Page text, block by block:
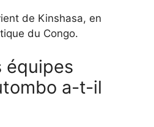
de Kinshasa, en
du Congo.
équipes
a-t-il